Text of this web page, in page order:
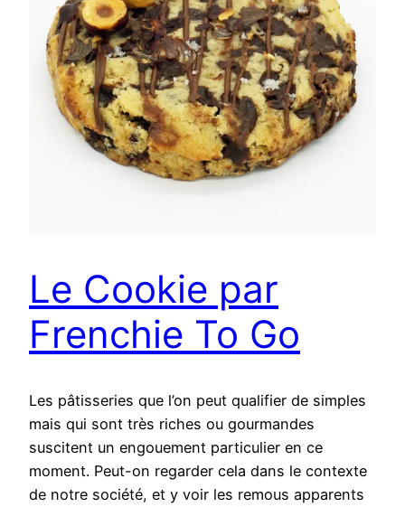
Le Cookie par
Frenchie To Go
Les pâtisseries que l’on peut qualifier de simples
mais qui sont très riches ou gourmandes
suscitent un engouement particulier en ce
moment. Peut-on regarder cela dans le contexte
de notre société, et y voir les remous apparents